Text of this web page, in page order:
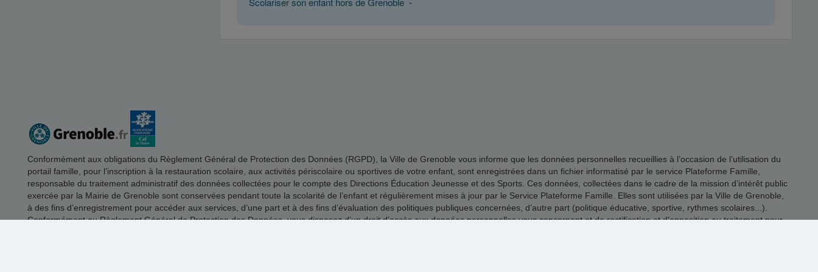
Conformément aux obligations du Règlement Général de Protection des Données (RGPD), la Ville de Grenoble vous informe que les données personnelles recueillies à l’occasion de l’utilisation du
portail famille, pour l’inscription à la restauration scolaire, aux activités périscolaire ou sportives de votre enfant, sont enregistrées dans un fichier informatisé par le service Plateforme Famille,
responsable du traitement administratif des données collectées pour le compte des Directions Éducation Jeunesse et des Sports. Ces données, collectées dans le cadre de la mission d’intérêt public
exercée par la Mairie de Grenoble sont conservées pendant toute la scolarité de l’enfant et régulièrement mises à jour par le Service Plateforme Famille. Elles sont utilisées par la Ville de Grenoble,
à des fins d’enregistrement pour accéder aux services, d’une part et à des fins d’évaluation des politiques publiques concernées, d’autre part (politique éducative, sportive, rythmes scolaires...).
Conformément au Règlement Général de Protection des Données, vous disposez d’un droit d’accès aux données personnelles vous concernant et de rectification et d’opposition au traitement pour